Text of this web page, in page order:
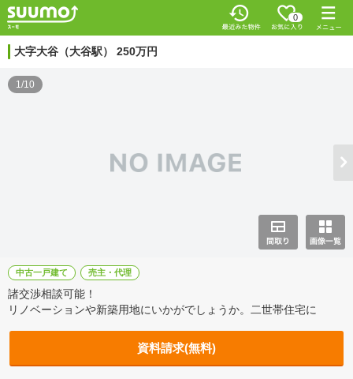
0
大字大谷（大谷駅） 250万円
1/10
中古一戸建て 売主・代理
諸交渉相談可能！
リノベーションや新築用地にいかがでしょうか。二世帯住宅に
資料請求(無料)